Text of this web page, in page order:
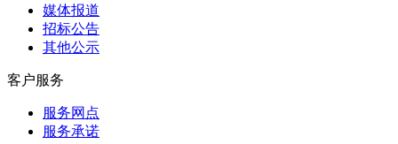
媒体报道
招标公告
其他公示
客户服务
服务网点
服务承诺